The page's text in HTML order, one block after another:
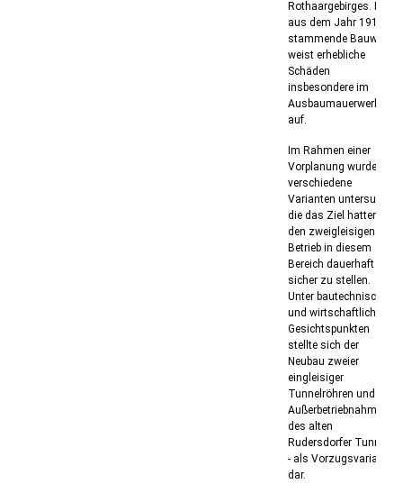
Rothaargebirges. Das
aus dem Jahr 1915
stammende Bauwerk
weist erhebliche
Schäden
insbesondere im
Ausbaumauerwerk
auf.
Im Rahmen einer
Vorplanung wurden
verschiedene
Varianten untersucht,
die das Ziel hatten,
den zweigleisigen
Betrieb in diesem
Bereich dauerhaft
sicher zu stellen.
Unter bautechnischen
und wirtschaftlichen
Gesichtspunkten
stellte sich der
Neubau zweier
eingleisiger
Tunnelröhren und die
Außerbetriebnahme
des alten
Rudersdorfer Tunnels
- als Vorzugsvariante
dar.